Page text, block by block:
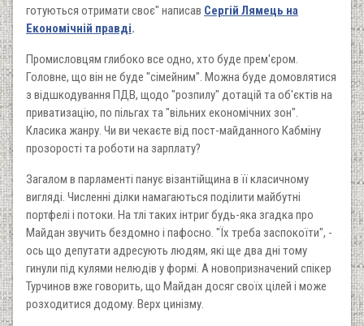
готуються отримати своє" написав Сергій Лямець на
Економічній правді.
Промисловцям глибоко все одно, хто буде прем'єром.
Головне, що він не буде "сімейним". Можна буде домовлятися
з відшкодування ПДВ, щодо "розпилу" дотацій та об'єктів на
приватизацію, по пільгах та "вільних економічних зон".
Класика жанру. Чи ви чекаєте від пост-майданного Кабміну
прозорості та роботи на зарплату?
Загалом в парламенті панує візантійщина в її класичному
вигляді. Численні ділки намагаються поділити майбутні
портфелі і потоки. На тлі таких інтриг будь-яка згадка про
Майдан звучить бездомно і пафосно. "Їх треба заспокоїти", -
ось що депутати адресують людям, які ще два дні тому
гинули під кулями нелюдів у формі. А новопризначений спікер
Турчинов вже говорить, що Майдан досяг своїх цілей і може
розходитися додому. Верх цинізму.